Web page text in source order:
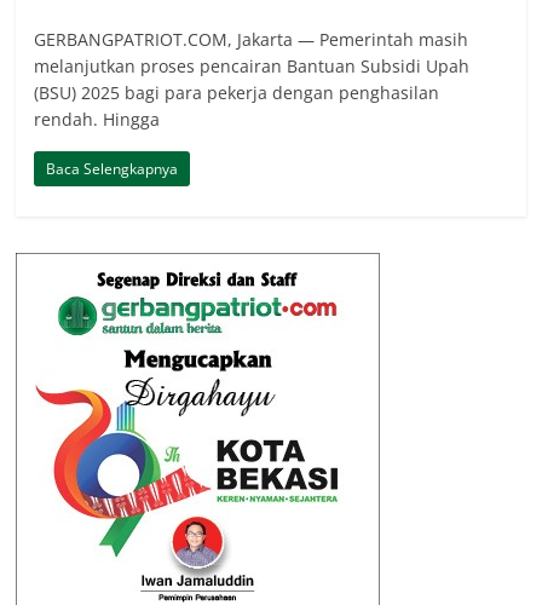
GERBANGPATRIOT.COM, Jakarta — Pemerintah masih
melanjutkan proses pencairan Bantuan Subsidi Upah
(BSU) 2025 bagi para pekerja dengan penghasilan
rendah. Hingga
Baca Selengkapnya